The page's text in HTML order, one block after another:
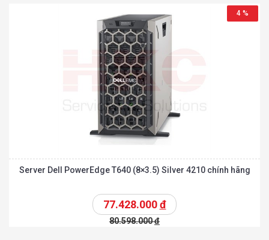
4 %
Server Dell PowerEdge T640 (8×3.5) Silver 4210 chính hãng
77.428.000đ
80.598.000đ